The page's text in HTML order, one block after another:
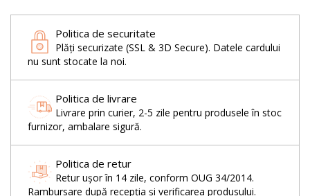
Politica de securitate
Plăți securizate (SSL & 3D Secure). Datele cardului
nu sunt stocate la noi.
Politica de livrare
Livrare prin curier, 2-5 zile pentru produsele în stoc
furnizor, ambalare sigură.
Politica de retur
Retur ușor în 14 zile, conform OUG 34/2014.
Rambursare după recepția și verificarea produsului.